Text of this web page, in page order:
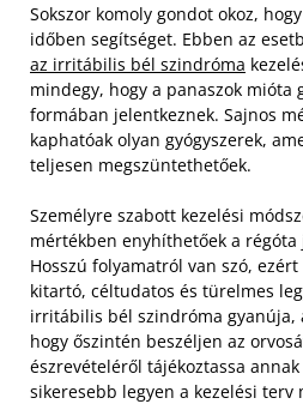
Sokszor komoly gondot okoz,
időben segítséget. Ebben az
az irritábilis bél szindróma
mindegy, hogy a panaszok mióta
formában jelentkeznek. Sajnos
kaphatóak olyan gyógyszerek,
teljesen megszüntethetőek.
Személyre szabott kezelési
mértékben enyhíthetőek a
Hosszú folyamatról van szó,
kitartó, céltudatos és türelmes
irritábilis bél szindróma gyanúja,
hogy őszintén beszéljen az
észrevételéről tájékoztassa
sikeresebb legyen a kezelési terv